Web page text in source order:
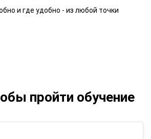
и где удобно - из любой точки
пройти обучение